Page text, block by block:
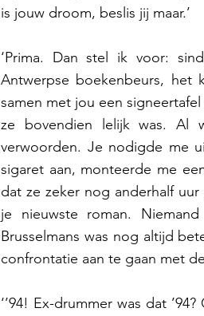
is jouw droom, beslis jij maar.’
‘Prima. Dan stel ik voor:
Antwerpse boekenbeurs, het
samen met jou een
ze bovendien lelijk was. Al
verwoorden. Je nodigde me
sigaret aan, monteerde me
dat ze zeker nog anderhalf
je nieuwste roman.
Brusselmans was nog altijd
confrontatie aan te gaan met
‘’94! Ex-drummer was dat